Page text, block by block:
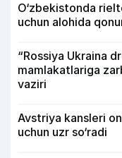
O‘zbekistonda
uchun alohida
“Rossiya Ukraina
mamlakatlariga
vaziri
Avstriya kansleri
uchun uzr so‘radi